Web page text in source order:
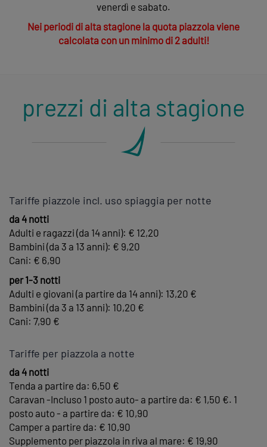
venerdì e sabato.
Nei periodi di alta stagione la quota piazzola viene
calcolata con un minimo di 2 adulti!
prezzi di alta stagione
Tariffe piazzole incl. uso spiaggia per notte
da 4 notti
Adulti e ragazzi (da 14 anni): € 12,20
Bambini (da 3 a 13 anni): € 9,20
Cani: € 6,90
per 1-3 notti
Adulti e giovani (a partire da 14 anni): 13,20 €
Bambini (da 3 a 13 anni): 10,20 €
Cani: 7,90 €
Tariffe per piazzola a notte
da 4 notti
Tenda a partire da: 6,50 €
Caravan -Incluso 1 posto auto- a partire da: € 1,50 €. 1
posto auto - a partire da: € 10,90
Camper a partire da: € 10,90
Supplemento per piazzola in riva al mare: € 19,90